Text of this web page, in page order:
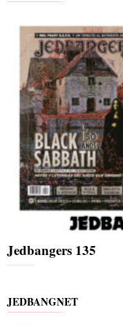
Jedbangers 135
JEDBANGNET